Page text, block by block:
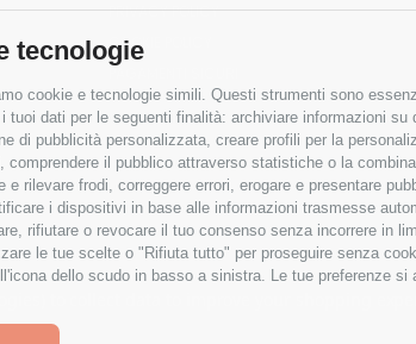
tecnologie
cookie e tecnologie simili. Questi strumenti sono
tuoi dati per le seguenti finalità: archiviare informazioni
di pubblicità personalizzata, creare profili per la
il pubblico attraverso statistiche o la
rilevare frodi, correggere errori, erogare e presentare
i dispositivi in base alle informazioni trasmesse
rifiutare o revocare il tuo consenso senza incorrere
le tue scelte o "Rifiuta tutto" per proseguire senza
dello scudo in basso a sinistra. Le tue preferenze
PRIVACY POLICY
COOKIE POLICY